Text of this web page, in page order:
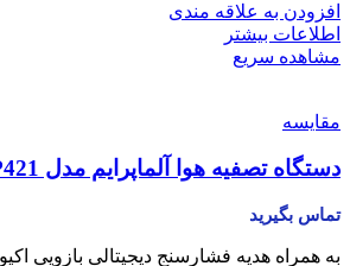
افزودن به علاقه مندی
اطلاعات بیشتر
مشاهده سریع
مقایسه
دستگاه تصفیه هوا آلماپرایم مدل AP421
تماس بگیرید